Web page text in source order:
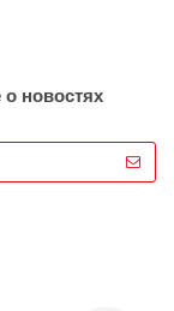
новостях